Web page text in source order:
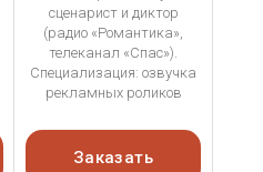
сценарист и диктор
(радио «Романтика»,
телеканал «Спас»).
Специализация: озвучка
рекламных роликов
Заказать